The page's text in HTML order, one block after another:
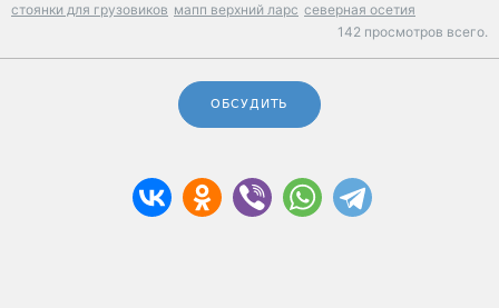
стоянки для грузовиков мапп верхний ларс северная осетия
142 просмотров всего.
ОБСУДИТЬ